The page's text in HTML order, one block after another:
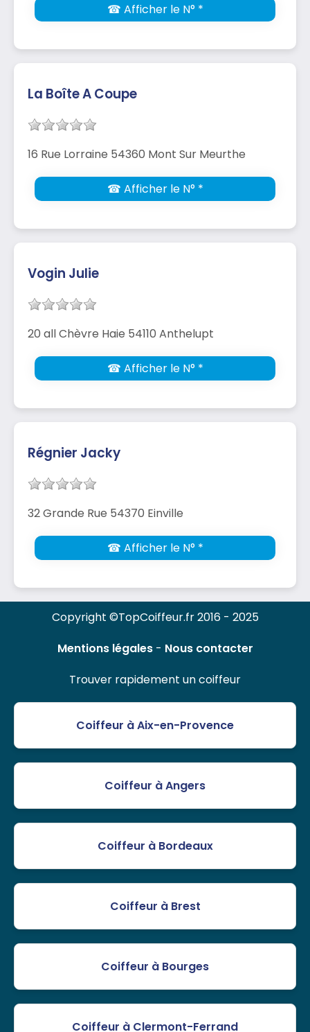
☎ Afficher le N° *
La Boîte A Coupe
16 Rue Lorraine 54360 Mont Sur Meurthe
☎ Afficher le N° *
Vogin Julie
20 all Chèvre Haie 54110 Anthelupt
☎ Afficher le N° *
Régnier Jacky
32 Grande Rue 54370 Einville
☎ Afficher le N° *
Copyright ©TopCoiffeur.fr 2016 - 2025
Mentions légales- Nous contacter
Trouver rapidement un coiffeur
Coiffeur à Aix-en-Provence
Coiffeur à Angers
Coiffeur à Bordeaux
Coiffeur à Brest
Coiffeur à Bourges
Coiffeur à Clermont-Ferrand